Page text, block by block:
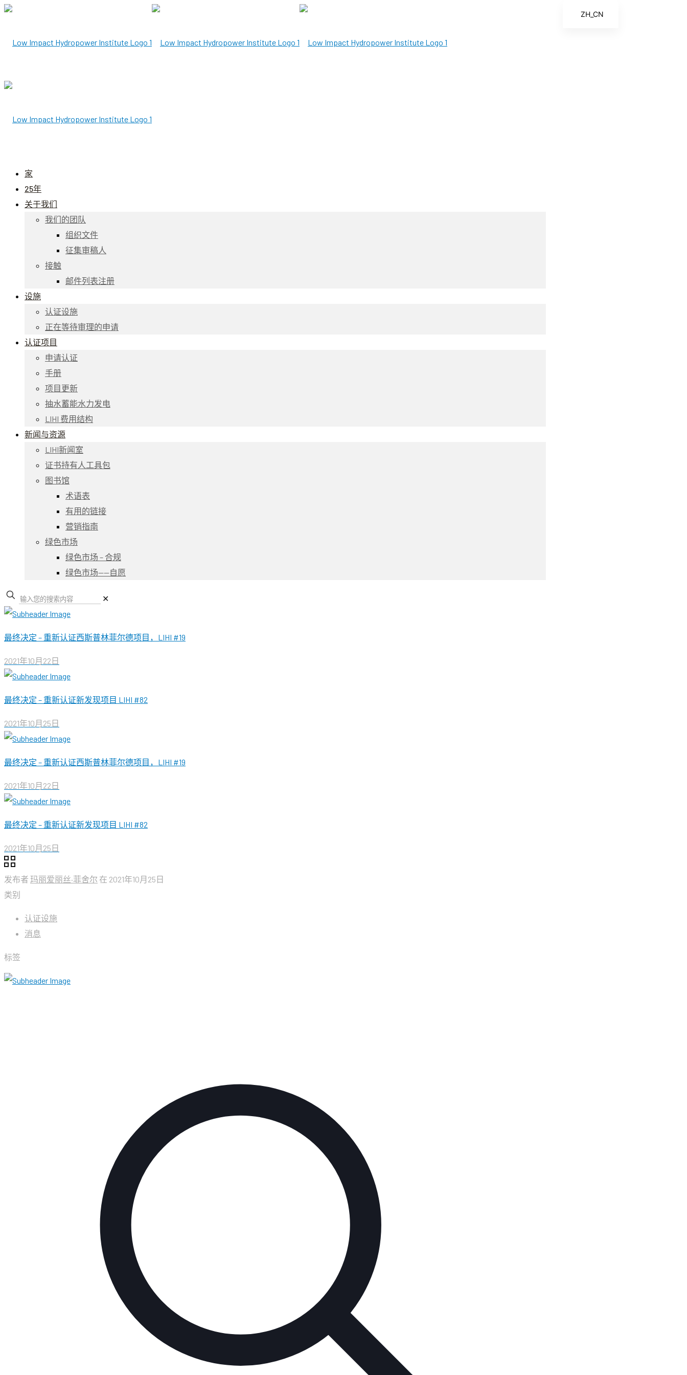
家
25年
关于我们
我们的团队
组织文件
征集审稿人
接触
邮件列表注册
设施
认证设施
正在等待审理的申请
认证项目
申请认证
手册
项目更新
抽水蓄能水力发电
LIHI 费用结构
新闻与资源
LIHI新闻室
证书持有人工具包
图书馆
术语表
有用的链接
营销指南
绿色市场
绿色市场 – 合规
绿色市场——自愿
✕
最终决定 – 重新认证西斯普林菲尔德项目，LIHI #19
2021年10月22日
最终决定 – 重新认证新发现项目 LIHI #82
2021年10月25日
最终决定 – 重新认证西斯普林菲尔德项目，LIHI #19
2021年10月22日
最终决定 – 重新认证新发现项目 LIHI #82
2021年10月25日
发布者 玛丽爱丽丝·菲舍尔 在 2021年10月25日
类别
认证设施
消息
标签
ZH_CN